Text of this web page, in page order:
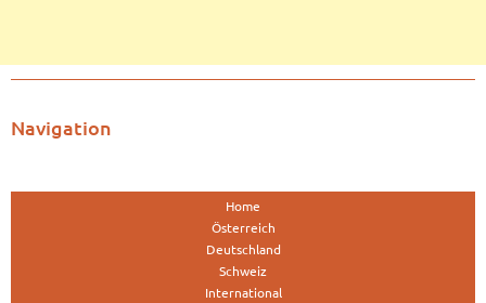
Navigation
Home
Österreich
Deutschland
Schweiz
International